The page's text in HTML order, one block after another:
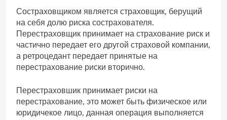
Состраховщиком является страховщик, берущий
на себя долю риска сострахователя.
Перестраховщик принимает на страхование риск и
частично передает его другой страховой компании,
а ретроцедант передает принятые на
перестрахование риски вторично.
Перестраховшик принимает риски на
перестрахование, это может быть физическое или
юридичекое лицо, данная операция выполняется